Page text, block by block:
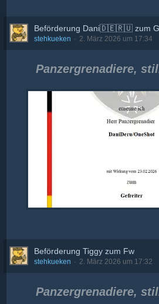
Beförderung Dani🇩🇪🇷🇺 zum
stehkueken 2. März 2026 um 17:34
Panzergrenadiere,
Beförderung Tiggy zum Fw
stehkueken 2. März 2026 um 17:32
Panzergrenadiere,